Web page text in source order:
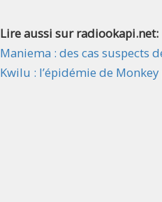
Lire aussi sur radiookapi.net:
Maniema : des cas suspects
Kwilu : l’épidémie de